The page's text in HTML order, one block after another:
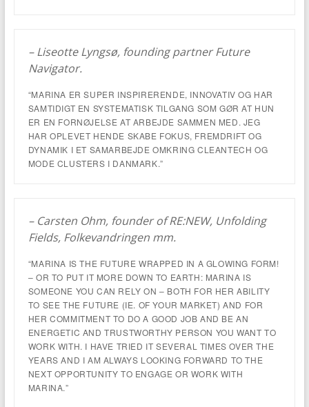
– Liseotte Lyngsø, founding partner Future
Navigator.
“MARINA ER SUPER INSPIRERENDE, INNOVATIV OG HAR
SAMTIDIGT EN SYSTEMATISK TILGANG SOM GØR AT HUN
ER EN FORNØJELSE AT ARBEJDE SAMMEN MED. JEG
HAR OPLEVET HENDE SKABE FOKUS, FREMDRIFT OG
DYNAMIK I ET SAMARBEJDE OMKRING CLEANTECH OG
MODE CLUSTERS I DANMARK.”
– Carsten Ohm, founder of RE:NEW, Unfolding
Fields, Folkevandringen mm.
“MARINA IS THE FUTURE WRAPPED IN A GLOWING FORM!
– OR TO PUT IT MORE DOWN TO EARTH: MARINA IS
SOMEONE YOU CAN RELY ON – BOTH FOR HER ABILITY
TO SEE THE FUTURE (IE. OF YOUR MARKET) AND FOR
HER COMMITMENT TO DO A GOOD JOB AND BE AN
ENERGETIC AND TRUSTWORTHY PERSON YOU WANT TO
WORK WITH. I HAVE TRIED IT SEVERAL TIMES OVER THE
YEARS AND I AM ALWAYS LOOKING FORWARD TO THE
NEXT OPPORTUNITY TO ENGAGE OR WORK WITH
MARINA.”